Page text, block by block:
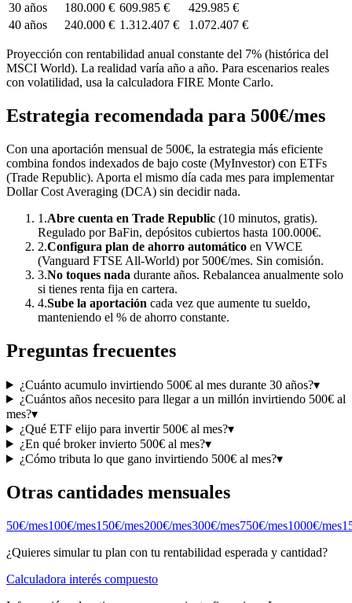
30 años 180.000 € 609.985 €
429.985 €
40 años 240.000 € 1.312.407 € 1.072.407 €
Proyección con rentabilidad anual constante del 7% (histórica del
MSCI World). La realidad varía año a año. Para escenarios reales
con volatilidad, usa la calculadora FIRE Monte Carlo.
Estrategia recomendada para 500€/mes
Con una aportación mensual de 500€, la estrategia más eficiente
combina fondos indexados de bajo coste (MyInvestor) con ETFs
(Trade Republic). Aporta el mismo día cada mes para implementar
Dollar Cost Averaging (DCA) sin decidir nada.
1.Abre cuenta en Trade Republic (10 minutos, gratis).
Regulado por BaFin, depósitos cubiertos hasta 100.000€.
2.Configura plan de ahorro automático en VWCE
(Vanguard FTSE All-World) por 500€/mes. Sin comisión.
3.No toques nada durante años. Rebalancea anualmente solo
si tienes renta fija en cartera.
4.Sube la aportación cada vez que aumente tu sueldo,
manteniendo el % de ahorro constante.
Preguntas frecuentes
¿Cuánto acumulo invirtiendo 500€ al mes durante 30 años?▾
¿Cuántos años necesito para llegar a un millón invirtiendo 500€ al
mes?▾
¿Qué ETF elijo para invertir 500€ al mes?▾
¿En qué broker invierto 500€ al mes?▾
¿Cómo tributa lo que gano invirtiendo 500€ al mes?▾
Otras cantidades mensuales
50€/mes100€/mes150€/mes200€/mes300€/mes750€/mes1000€/mes
¿Quieres simular tu plan con tu rentabilidad esperada y cantidad?
Calculadora interés compuesto